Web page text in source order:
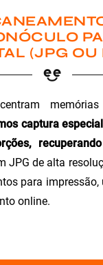
(JPG OU
captura
JPG de alta
para
online.